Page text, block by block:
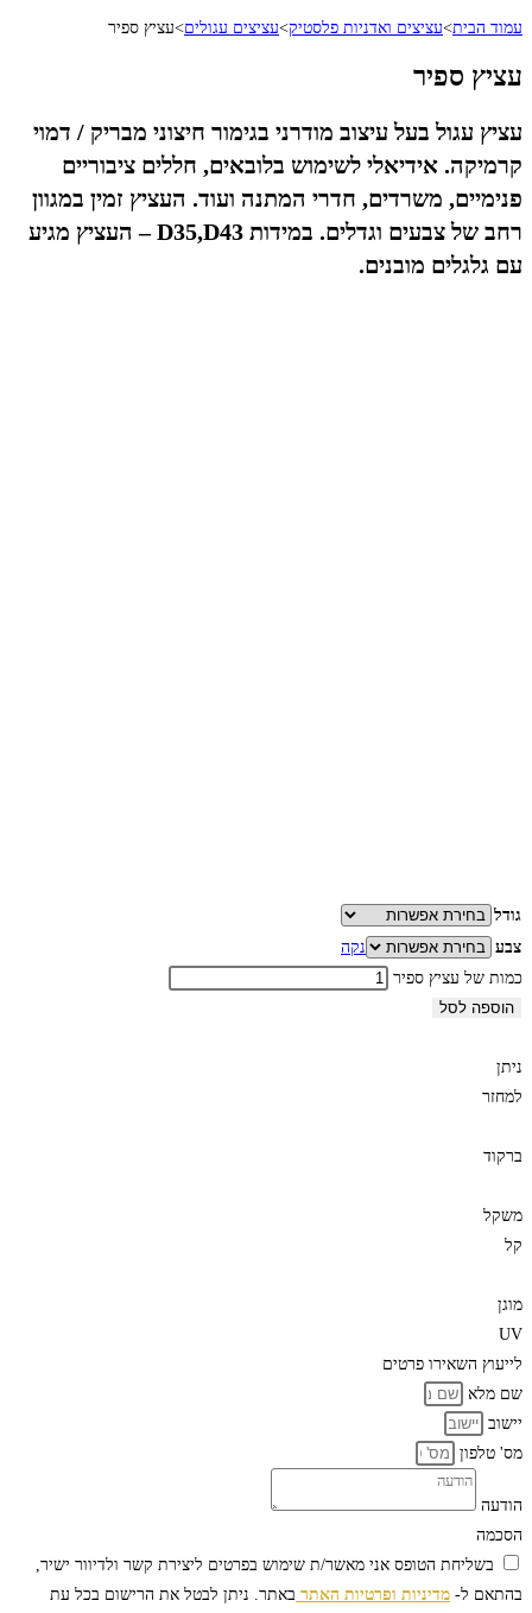
עמוד הבית>עציצים ואדניות פלסטיק>עציצים עגולים>עציץ ספיר
עציץ ספיר
עציץ עגול בעל עיצוב מודרני בגימור חיצוני מבריק / דמוי
קרמיקה. אידיאלי לשימוש בלובאים, חללים ציבוריים
פנימיים, משרדים, חדרי המתנה ועוד. העציץ זמין במגוון
רחב של צבעים וגדלים. במידות D35,D43 – העציץ מגיע
עם גלגלים מובנים.
גודל
צבע
נקה
כמות של עציץ ספיר
הוספה לסל
ניתן
למחזר
ברקוד
משקל
קל
מוגן
UV
לייעוץ השאירו פרטים
שם מלא
יישוב
מס' טלפון
הודעה
הסכמה
בשליחת הטופס אני מאשר/ת שימוש בפרטים ליצירת קשר ולדיוור ישיר,
בהתאם ל- מדיניות ופרטיות האתר באתר. ניתן לבטל את הרישום בכל עת